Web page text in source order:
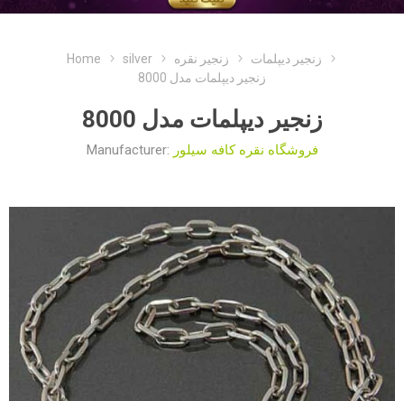
Home silver زنجیر نقره
زنجیر دیپلمات
زنجیر دیپلمات مدل 8000
زنجیر دیپلمات مدل 8000
Manufacturer: فروشگاه نقره کافه سیلور